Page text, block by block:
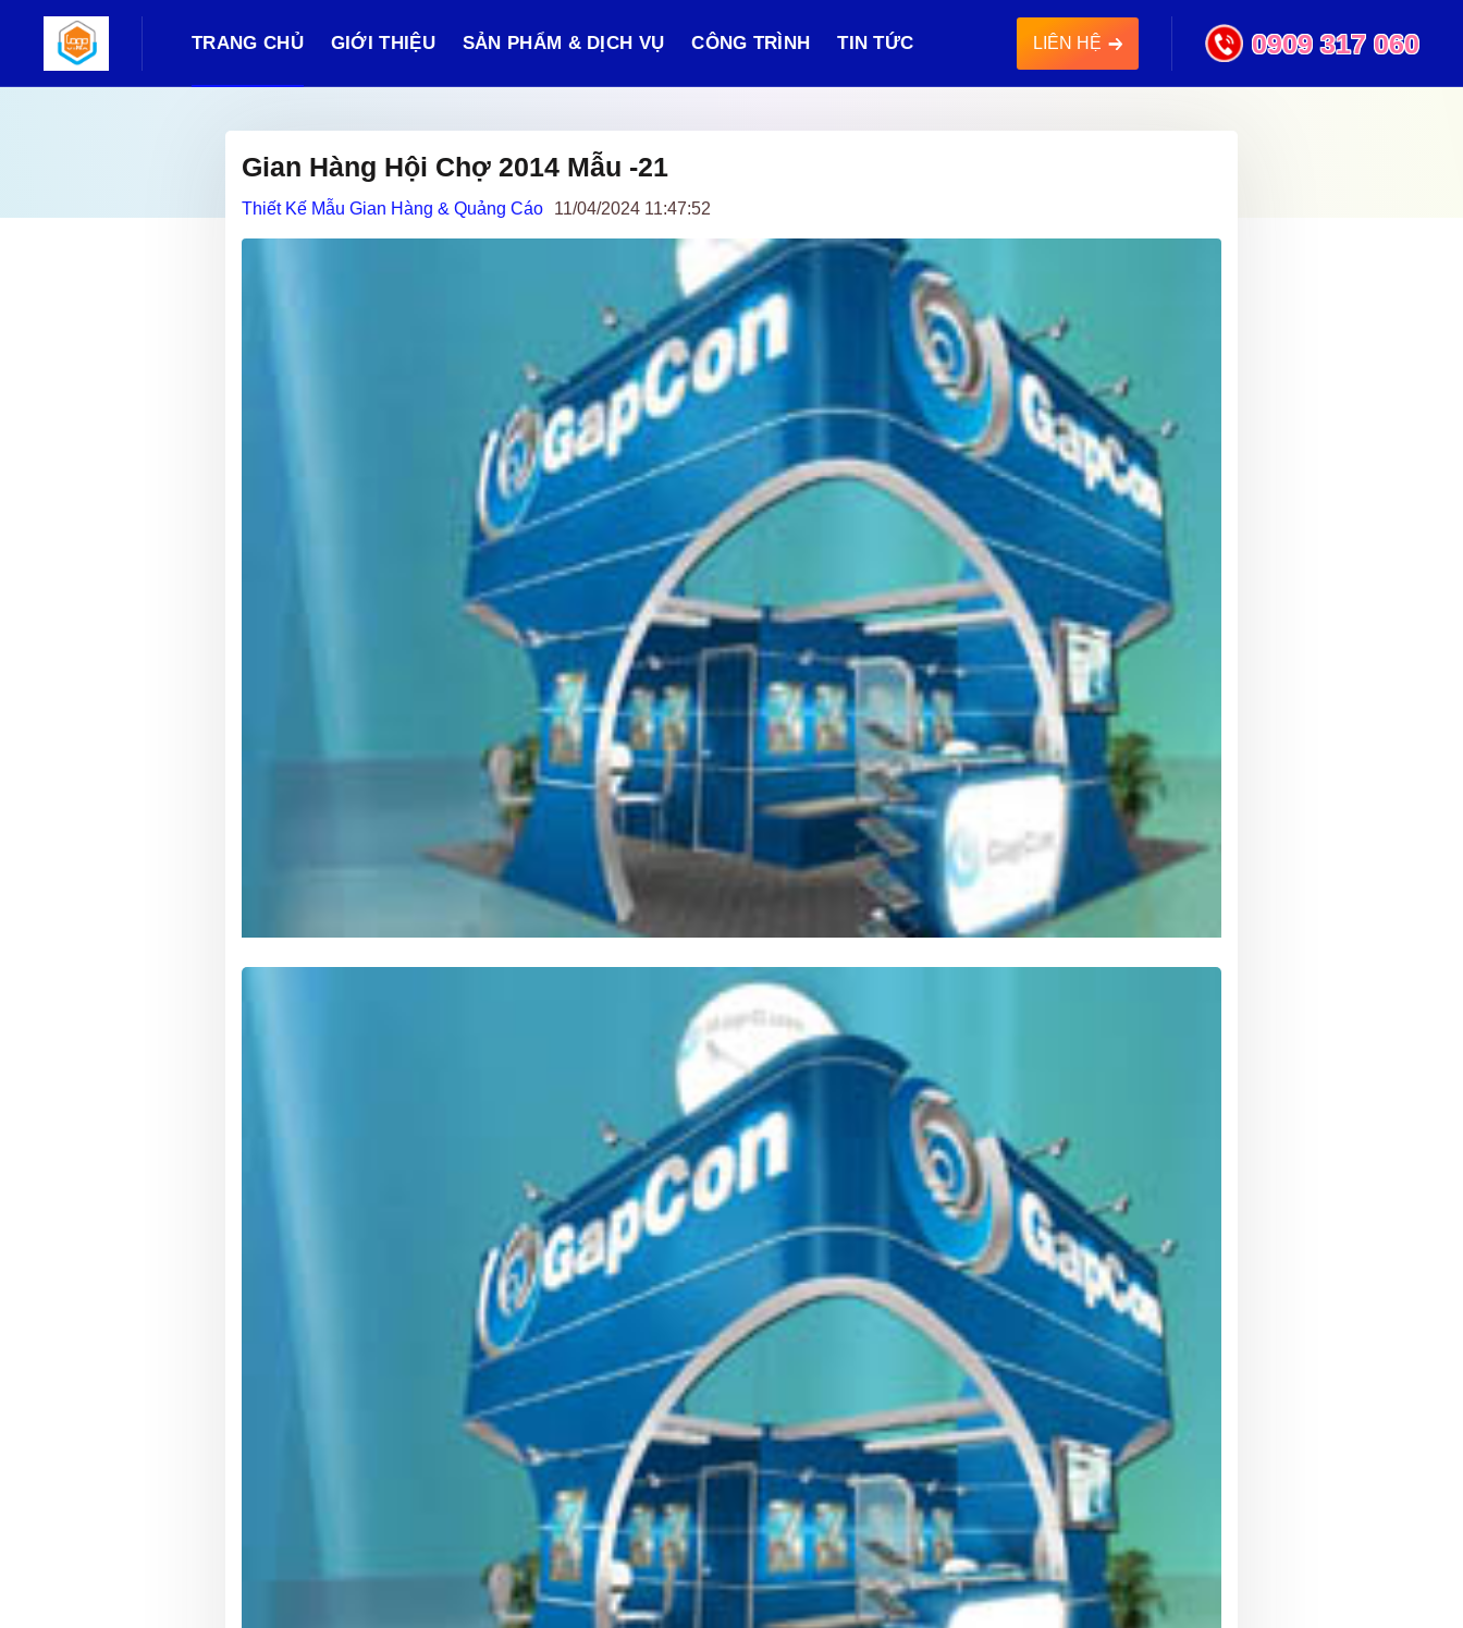
TRANG CHỦ GIỚI THIỆU SẢN PHẨM & DỊCH VỤ CÔNG TRÌNH TIN TỨC LIÊN HỆ 0909 317 060
Gian Hàng Hội Chợ 2014 Mẫu -21
Thiết Kế Mẫu Gian Hàng & Quảng Cáo 11/04/2024 11:47:52